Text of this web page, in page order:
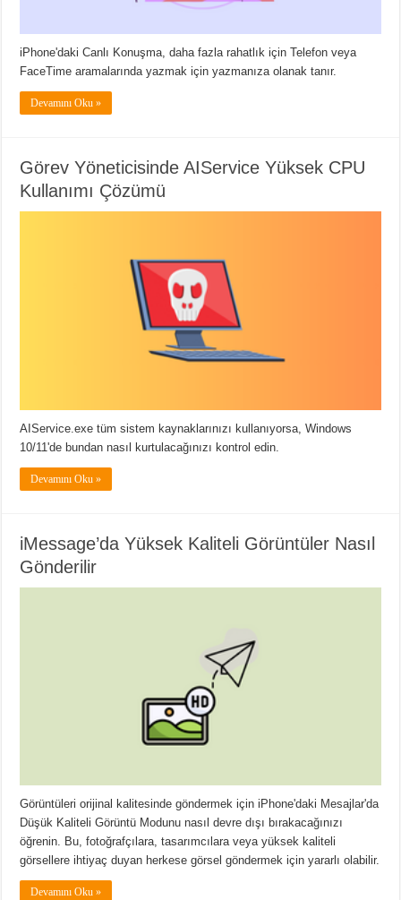
iPhone'daki Canlı Konuşma, daha fazla rahatlık için Telefon veya
FaceTime aramalarında yazmak için yazmanıza olanak tanır.
Devamını Oku »
Görev Yöneticisinde AIService Yüksek CPU
Kullanımı Çözümü
AIService.exe tüm sistem kaynaklarınızı kullanıyorsa, Windows
10/11'de bundan nasıl kurtulacağınızı kontrol edin.
Devamını Oku »
iMessage’da Yüksek Kaliteli Görüntüler Nasıl
Gönderilir
Görüntüleri orijinal kalitesinde göndermek için iPhone'daki Mesajlar'da
Düşük Kaliteli Görüntü Modunu nasıl devre dışı bırakacağınızı
öğrenin. Bu, fotoğrafçılara, tasarımcılara veya yüksek kaliteli
görsellere ihtiyaç duyan herkese görsel göndermek için yararlı olabilir.
Devamını Oku »